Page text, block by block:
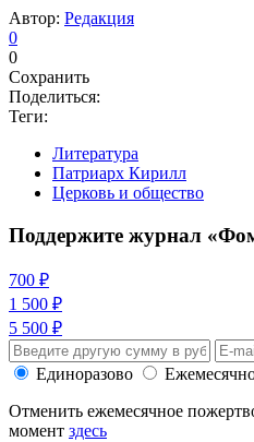
Автор: Редакция
0
0
Сохранить
Поделиться:
Теги:
Литература
Патриарх Кирилл
Церковь и общество
Поддержите журнал
700 ₽
1 500 ₽
5 500 ₽
Единоразово
Отменить ежемесячное
момент здесь